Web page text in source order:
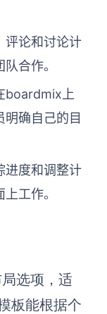
评论和讨论计
合作。
boardmix上
明确自己的目
进度和调整计
工作。
选项，适
板能根据个